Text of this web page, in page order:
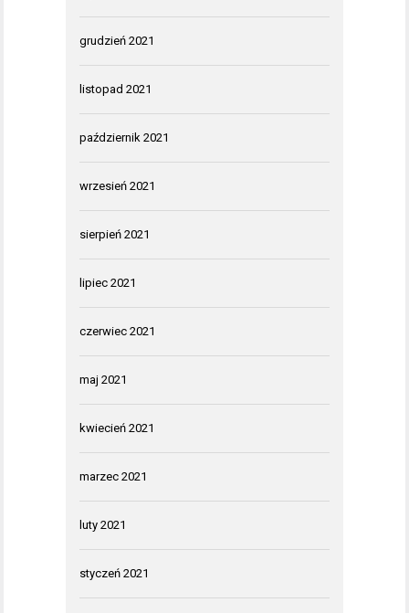
grudzień 2021
listopad 2021
październik 2021
wrzesień 2021
sierpień 2021
lipiec 2021
czerwiec 2021
maj 2021
kwiecień 2021
marzec 2021
luty 2021
styczeń 2021